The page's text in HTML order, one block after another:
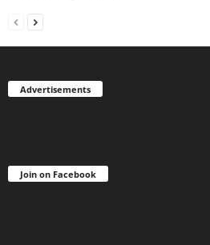
Advertisements
Join on Facebook